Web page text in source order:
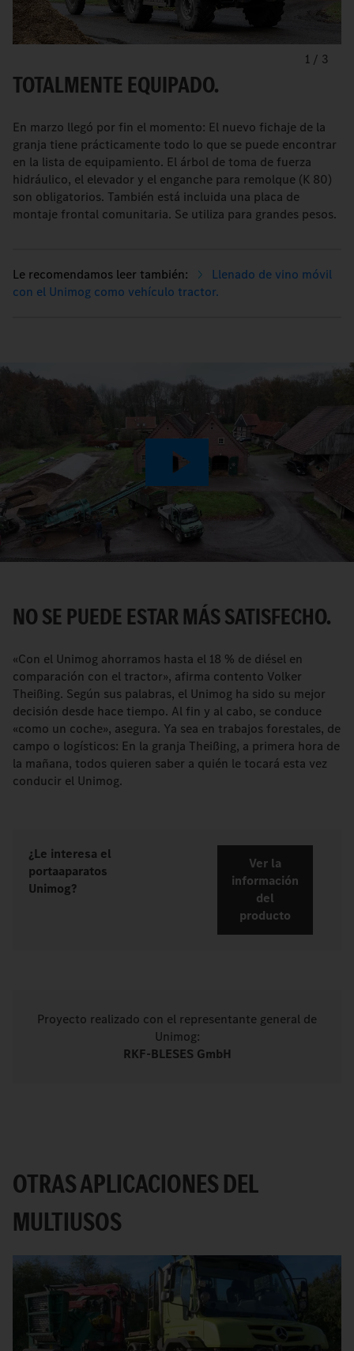
1 / 3
TOTALMENTE EQUIPADO.
En marzo llegó por fin el momento: El nuevo fichaje de la
granja tiene prácticamente todo lo que se puede encontrar
en la lista de equipamiento. El árbol de toma de fuerza
hidráulico, el elevador y el enganche para remolque (K 80)
son obligatorios. También está incluida una placa de
montaje frontal comunitaria. Se utiliza para grandes pesos.
Llenado de vino móvil
con el Unimog como vehículo tractor.
Play
Video
NO SE PUEDE ESTAR MÁS SATISFECHO.
«Con el Unimog ahorramos hasta el 18 % de diésel en
comparación con el tractor», afirma contento Volker
Theißing. Según sus palabras, el Unimog ha sido su mejor
decisión desde hace tiempo. Al fin y al cabo, se conduce
«como un coche», asegura. Ya sea en trabajos forestales, de
campo o logísticos: En la granja Theißing, a primera hora de
la mañana, todos quieren saber a quién le tocará esta vez
conducir el Unimog.
¿Le interesa el
portaaparatos
Unimog?
Ver la
información
del
producto
Proyecto realizado con el representante general de
Unimog:
RKF-BLESES GmbH
OTRAS APLICACIONES DEL
MULTIUSOS